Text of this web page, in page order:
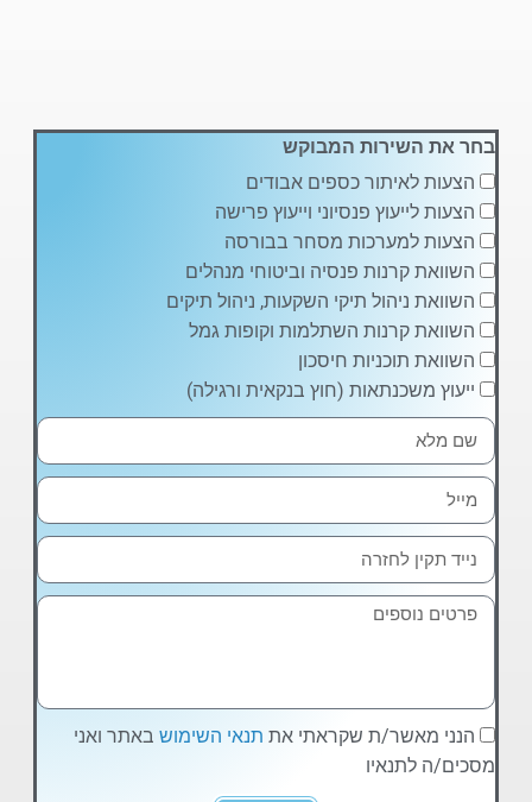
בחר את השירות המבוקש
הצעות לאיתור כספים אבודים
הצעות לייעוץ פנסיוני וייעוץ פרישה
הצעות למערכות מסחר בבורסה
השוואת קרנות פנסיה וביטוחי מנהלים
השוואת ניהול תיקי השקעות, ניהול תיקים
השוואת קרנות השתלמות וקופות גמל
השוואת תוכניות חיסכון
ייעוץ משכנתאות (חוץ בנקאית ורגילה)
הנני מאשר/ת שקראתי את תנאי השימוש באתר ואני
מסכים/ה לתנאיו